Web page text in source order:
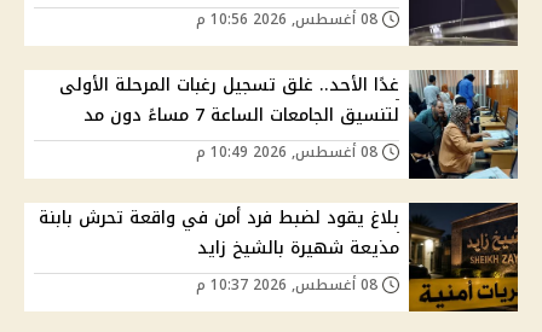
غدًا الأحد.. غلق تسجيل رغبات المرحلة الأولى
لتنسيق الجامعات الساعة 7 مساءً دون مد
بلاغ يقود لضبط فرد أمن في واقعة تحرش بابنة
مذيعة شهيرة بالشيخ زايد